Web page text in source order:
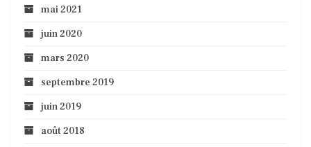
mai 2021
juin 2020
mars 2020
septembre 2019
juin 2019
août 2018